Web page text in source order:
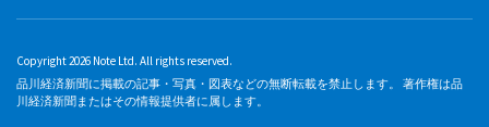
Copyright 2026 Note Ltd. All rights reserved.
品川経済新聞に掲載の記事・写真・図表などの無断転載を禁止します。 著作権は品
川経済新聞またはその情報提供者に属します。